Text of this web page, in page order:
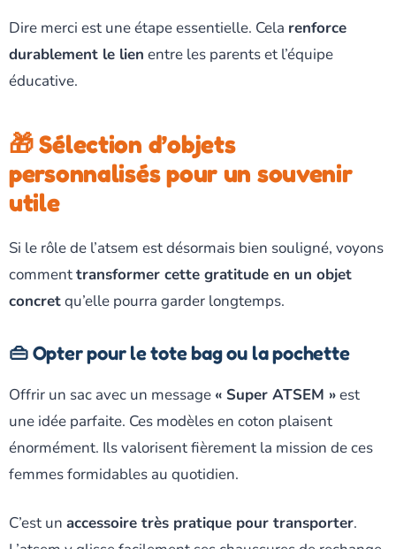
Dire merci est une étape essentielle. Cela renforce
durablement le lien entre les parents et l’équipe
éducative.
🎁 Sélection d’objets
personnalisés pour un souvenir
utile
Si le rôle de l’atsem est désormais bien souligné, voyons
commenttransformer cette gratitude en un objet
concretqu’elle pourra garder longtemps.
👜 Opter pour le tote bag ou la pochette
Offrir un sac avec un message « Super ATSEM »est
une idée parfaite. Ces modèles en coton plaisent
énormément. Ils valorisent fièrement la mission de ces
femmes formidables au quotidien.
C’est un accessoire très pratique pour transporter.